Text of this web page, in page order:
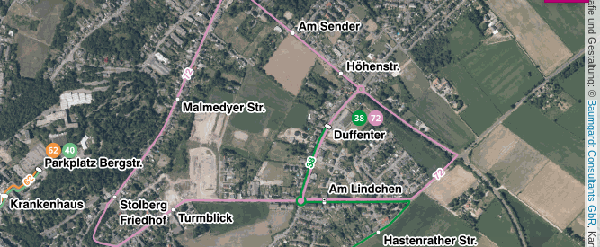
| Kartografie und Gestaltung: ©
Baumgardt Consultants GbR